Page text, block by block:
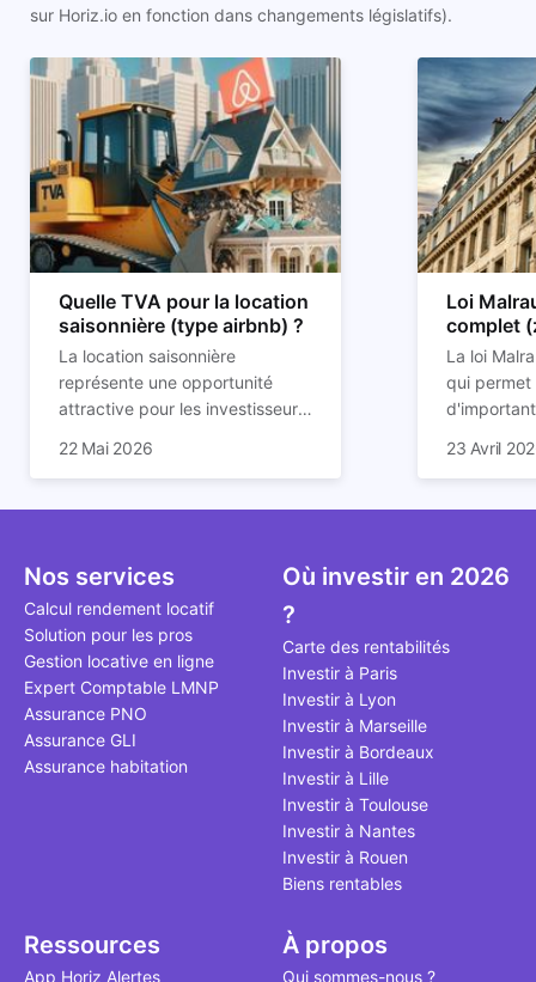
sur Horiz.io en fonction dans changements législatifs).
Quelle TVA pour la location
saisonnière (type airbnb) ?
La location saisonnière
représente une opportunité
attractive pour les investisseurs
patrimoine et générer des
Cependant, il est crucial de
notamment la TVA, afin
d'optimiser cette activité.
Et qu’a-t-on appris à la rentrée
la TVA est généralisé pour les
saisonnière dans certaines
conditions. On fait le point dans
cet article.
22 Mai 2026
Loi
complet
La loi
qui
immobilier.
historique
quelles
pour en
23 Avril
Nos services
Calcul rendement locatif
Solution pour les pros
Gestion locative en ligne
Expert Comptable LMNP
Assurance PNO
Assurance GLI
Assurance habitation
Où investir en 2026
?
Carte des rentabilités
Investir à Paris
Investir à Lyon
Investir à Marseille
Investir à Bordeaux
Investir à Lille
Investir à Toulouse
Investir à Nantes
Investir à Rouen
Biens rentables
Ressources
App Horiz Alertes
À propos
Qui sommes-nous ?